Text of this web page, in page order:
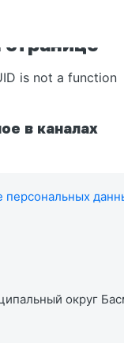
is not a function
в каналах
персональных
округ